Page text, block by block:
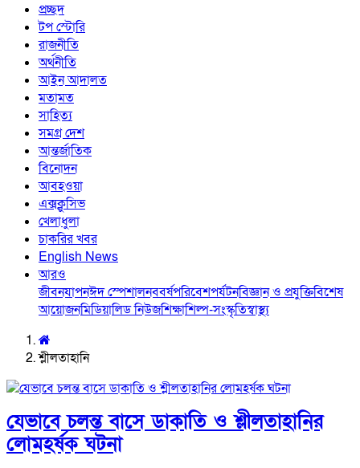
প্রচ্ছদ
টপ স্টোরি
রাজনীতি
অর্থনীতি
আইন আদালত
মতামত
সাহিত্য
সমগ্র দেশ
আন্তর্জাতিক
বিনোদন
আবহওয়া
এক্সক্লুসিভ
খেলাধুলা
চাকরির খবর
English News
আরও
জীবনযাপনঈদ স্পেশালনববর্ষপরিবেশপর্যটনবিজ্ঞান ও প্রযুক্তিবিশেষ
আয়োজনমিডিয়ালিড নিউজশিক্ষাশিল্প-সংস্কৃতিস্বাস্থ্য
শ্লীলতাহানি
যেভাবে চলন্ত বাসে ডাকাতি ও শ্লীলতাহানির
লোমহর্ষক ঘটনা